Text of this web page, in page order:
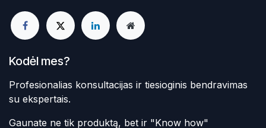
Kodėl mes?
Profesionalias konsultacijas ir tiesioginis bendravimas
su ekspertais.
Gaunate ne tik produktą, bet ir "Know how"